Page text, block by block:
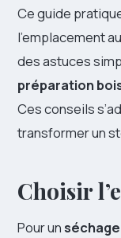
Ce guide
l’emplacement
des astuces
préparation
Ces conseils
transformer un
Choisir
Pour un